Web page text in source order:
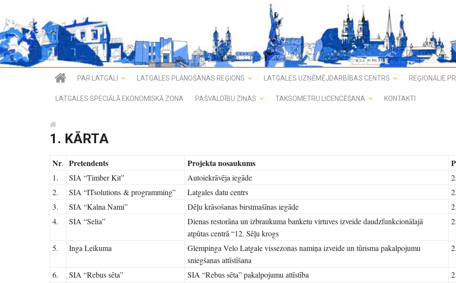
PAR LATGALI LATGALES PLĀNOŠANAS REĢIONS LATGALES UZŅĒMĒJDARBĪBAS CENTRS REĢIONĀLIE
LATGALES SPECIĀLĀ EKONOMISKĀ ZONA PAŠVALDĪBU ZIŅAS TAKSOMETRU LICENCĒŠANA KONTAKTI
1. KĀRTA
Nr. Pretendents Projekta nosaukums
1. SIA “Timber Kit” Autoiekrāvēja iegāde
2.
SIA “ITsolutions & programming” Latgales datu centrs
3.
SIA “Kalna Nami” Dēļu krāsošanas birstmašīnas iegāde
4.
SIA “Selia”
Dienas restorāna un izbraukuma banketu virtuves izveide daudzfunkcionālajā
atpūtas centrā “12. Sēļu krogs
5. Inga Leikuma
Glempinga Velo Latgale vissezonas namiņa izveide un tūrisma pakalpojumu
sniegšanas attīstīšana
6. SIA “Rebus sēta” SIA “Rebus sēta” pakalpojumu attīstība